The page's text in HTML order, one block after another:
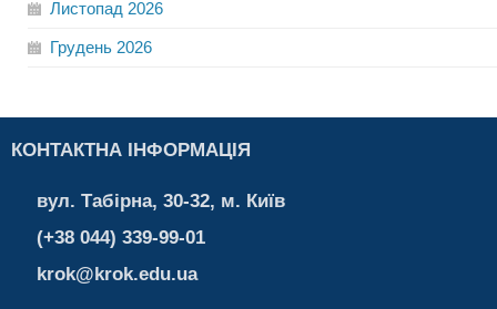
Листопад 2026
Грудень 2026
КОНТАКТНА ІНФОРМАЦІЯ
вул. Табірна, 30-32, м. Київ
(+38 044) 339-99-01
krok@krok.edu.ua